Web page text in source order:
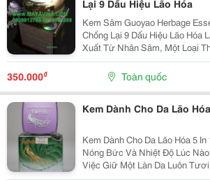
Lại 9 Dấu Hiệu Lão Hóa
Kem Sâm Guoyao Herbage
Chống Lại 9 Dấu Hiệu Lão Hóa
Xuất Từ Nhân Sâm, Một Loại
Năm, Tốt Cho Sức Khỏe Và
350.000₫ Toàn quốc
Kem Dành Cho Da Lão
Kem Dành Cho Da Lão Hóa 5 In 1 Ferroli
Nóng Bức Và Nhiệt Độ Lúc
Việc Giữ Một Làn Da Luôn
Khăn Hơn, Với Nhiều Phương